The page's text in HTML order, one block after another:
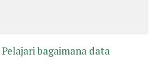
Pelajari bagaimana data